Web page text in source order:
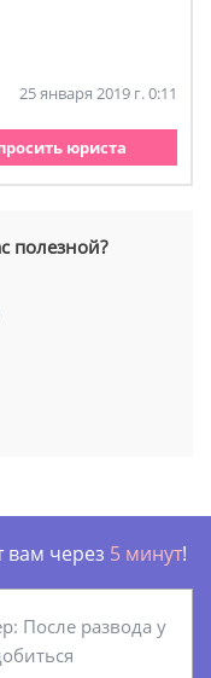
25 января 2019 г. 0:11
юриста
полезной?
вам через 5 минут!